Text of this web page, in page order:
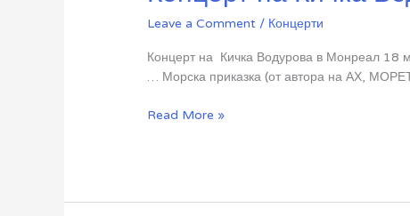
Leave a Comment / Концерти
Концерт на Кичка Водурова в Монреал
… Морска приказка (от автора на АХ,
Концерт
Read More »